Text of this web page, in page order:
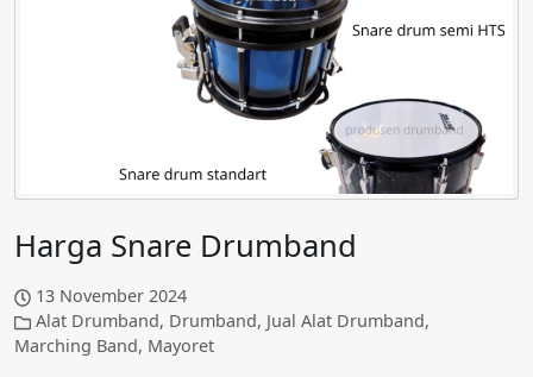
Harga Snare Drumband
13 November 2024
Alat Drumband, Drumband, Jual Alat Drumband,
Marching Band, Mayoret